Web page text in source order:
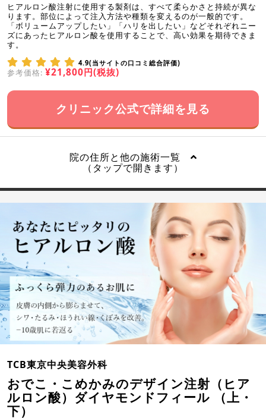
ヒアルロン酸注射に使用する製剤は、すべて柔らかさと持続が異な
ります。部位によって注入方法や種類を変えるのが一般的です。
「ボリュームアップしたい」「ハリを出したい」などそれぞれニー
ズにあったヒアルロン酸を使用することで、高い効果を期待できま
す。
4.9(当サイトの口コミ総合評価)
参考価格: ¥21,800円(税抜)
クリニック公式で詳細を見る
院の住所と他の施術一覧
（タップで開きます）
TCB東京中央美容外科
おでこ・こめかみのデザイン注射（ヒア
ルロン酸）ダイヤモンドフィール （上・
下）